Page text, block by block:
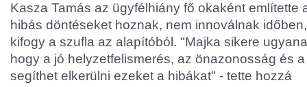
Kasza Tamás az ügyfélhiány fő okaként említette
hibás döntéseket hoznak, nem innoválnak
kifogy a szufla az alapítóból. "Majka sikere
hogy a jó helyzetfelismerés, az önazonosság és
segíthet elkerülni ezeket a hibákat" - tette hozzá